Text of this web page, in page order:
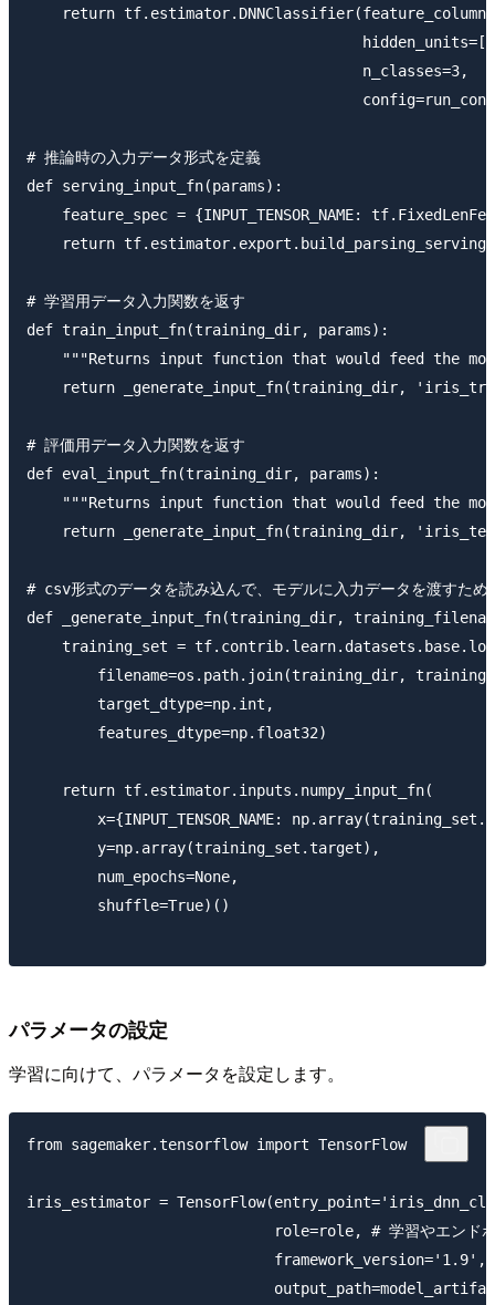
return
                                      n_classes=3,
# 推論時の入力データ形式を定義
def serving_input_fn(params):
feature_spec = {INPUT_TENSOR_NAME:
return
# 学習用データ入力関数を返す
def train_input_fn(training_dir, params):
"""Returns input function that would feed the
return _generate_input_fn(training_dir,
# 評価用データ入力関数を返す
def eval_input_fn(training_dir, params):
"""Returns input function that would feed the
return _generate_input_fn(training_dir,
# csv形式のデータを読み込んで、モデルに入力データを渡すため
def _generate_input_fn(training_dir,
training_set =
filename=os.path.join(training_dir,
        target_dtype=np.int,
        features_dtype=np.float32)
    return tf.estimator.inputs.numpy_input_fn(
x={INPUT_TENSOR_NAME:
        y=np.array(training_set.target),
        num_epochs=None,
        shuffle=True)()
パラメータの設定
学習に向けて、パラメータを設定します。
from sagemaker.tensorflow import TensorFlow
iris_estimator =
role=role, # 学習やエンドポ
framework_version='1.9',